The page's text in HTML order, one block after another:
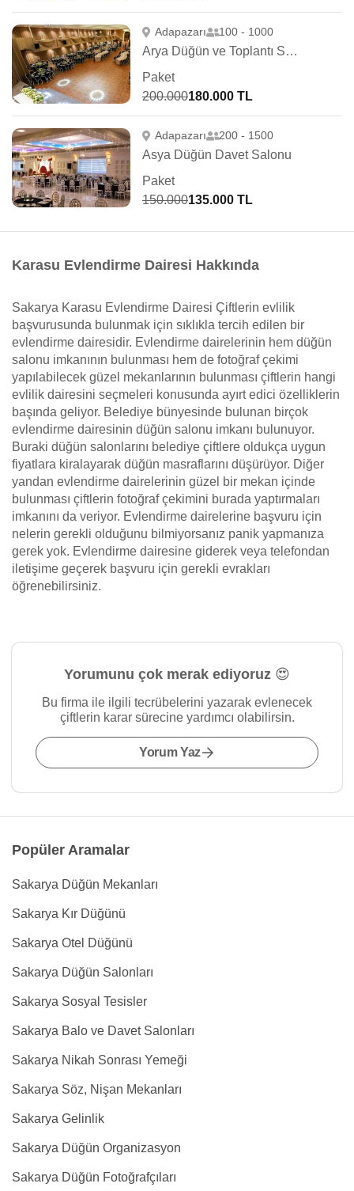
Adapazarı 100 - 1000
Arya Düğün ve Toplantı Salonu
Paket
200.000180.000 TL
Adapazarı 200 - 1500
Asya Düğün Davet Salonu
Paket
150.000135.000 TL
Karasu Evlendirme Dairesi Hakkında
Sakarya Karasu Evlendirme Dairesi Çiftlerin evlilik
başvurusunda bulunmak için sıklıkla tercih edilen bir
evlendirme dairesidir. Evlendirme dairelerinin hem düğün
salonu imkanının bulunması hem de fotoğraf çekimi
yapılabilecek güzel mekanlarının bulunması çiftlerin hangi
evlilik dairesini seçmeleri konusunda ayırt edici özelliklerin
başında geliyor. Belediye bünyesinde bulunan birçok
evlendirme dairesinin düğün salonu imkanı bulunuyor.
Buraki düğün salonlarını belediye çiftlere oldukça uygun
fiyatlara kiralayarak düğün masraflarını düşürüyor. Diğer
yandan evlendirme dairelerinin güzel bir mekan içinde
bulunması çiftlerin fotoğraf çekimini burada yaptırmaları
imkanını da veriyor. Evlendirme dairelerine başvuru için
nelerin gerekli olduğunu bilmiyorsanız panik yapmanıza
gerek yok. Evlendirme dairesine giderek veya telefondan
iletişime geçerek başvuru için gerekli evrakları
öğrenebilirsiniz.
Yorumunu çok merak ediyoruz 😍
Bu firma ile ilgili tecrübelerini yazarak evlenecek
çiftlerin karar sürecine yardımcı olabilirsin.
Yorum Yaz
Popüler Aramalar
Sakarya Düğün Mekanları
Sakarya Kır Düğünü
Sakarya Otel Düğünü
Sakarya Düğün Salonları
Sakarya Sosyal Tesisler
Sakarya Balo ve Davet Salonları
Sakarya Nikah Sonrası Yemeği
Sakarya Söz, Nişan Mekanları
Sakarya Gelinlik
Sakarya Düğün Organizasyon
Sakarya Düğün Fotoğrafçıları